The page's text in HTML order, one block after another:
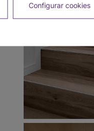
Configurar cookies